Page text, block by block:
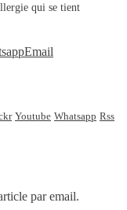
qui se tient
Email
Youtube Whatsapp Rss
par email.